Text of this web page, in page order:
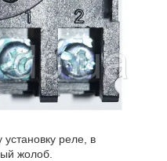
реле, в
жолоб.